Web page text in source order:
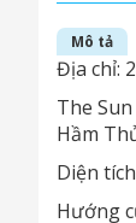
Mô tả
Địa chỉ:
The
Hầm
Diện
Hướng